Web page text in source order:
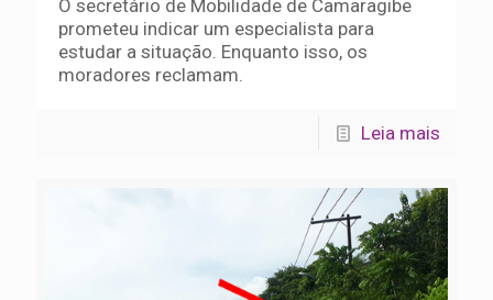
O secretário de Mobilidade de Camaragibe
prometeu indicar um especialista para
estudar a situação. Enquanto isso, os
moradores reclamam.
Leia mais